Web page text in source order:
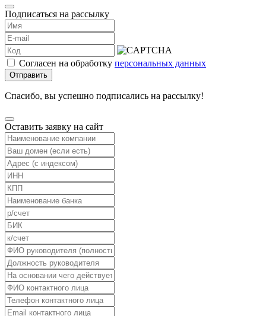
Подписаться на рассылку
Согласен на обработку персональных данных
Отправить
Спасибо, вы успешно подписались на рассылку!
Оставить заявку на сайт